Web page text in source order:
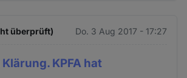
überprüft) Do. 3 Aug 2017 - 17:27
KPFA hat